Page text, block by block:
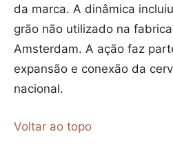
da marca. A dinâmica
grão não utilizado na
Amsterdam. A ação faz
expansão e conexão da
nacional.
Voltar ao topo